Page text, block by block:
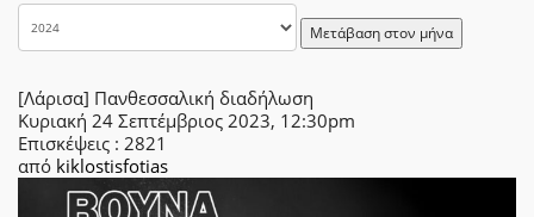
Μετάβαση στον μήνα
[Λάρισα] Πανθεσσαλική διαδήλωση
Κυριακή 24 Σεπτέμβριος 2023, 12:30pm
Επισκέψεις : 2821
από kiklostisfotias